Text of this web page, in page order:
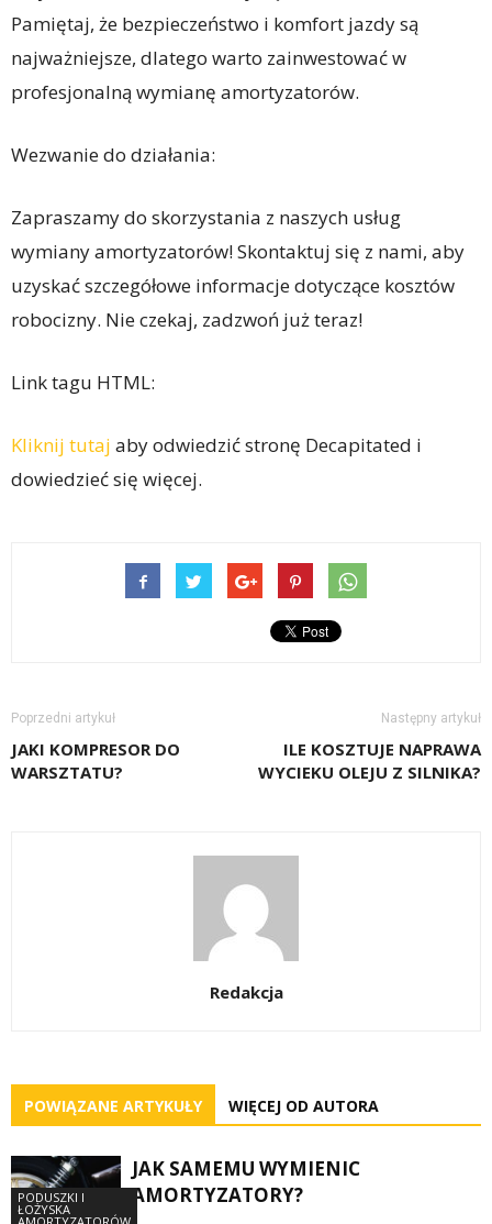
Pamiętaj, że bezpieczeństwo i komfort jazdy są
najważniejsze, dlatego warto zainwestować w
profesjonalną wymianę amortyzatorów.
Wezwanie do działania:
Zapraszamy do skorzystania z naszych usług
wymiany amortyzatorów! Skontaktuj się z nami, aby
uzyskać szczegółowe informacje dotyczące kosztów
robocizny. Nie czekaj, zadzwoń już teraz!
Link tagu HTML:
Kliknij tutaj aby odwiedzić stronę Decapitated i
dowiedzieć się więcej.
Poprzedni artykuł
JAKI KOMPRESOR DO
WARSZTATU?
Następny artykuł
ILE KOSZTUJE NAPRAWA
WYCIEKU OLEJU Z SILNIKA?
Redakcja
POWIĄZANE ARTYKUŁY WIĘCEJ OD AUTORA
PODUSZKI I
ŁOŻYSKA
JAK SAMEMU WYMIENIC
AMORTYZATORY?